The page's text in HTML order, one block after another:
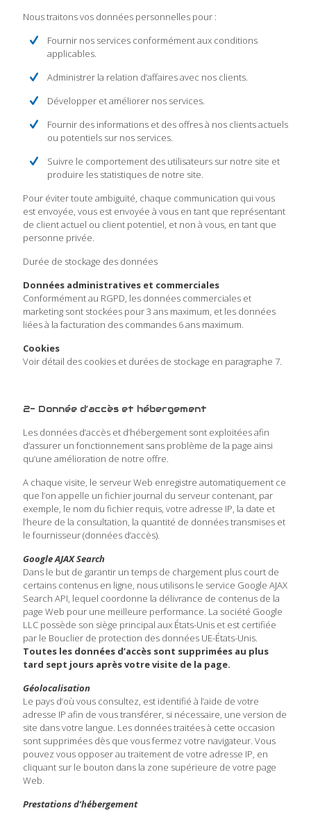
Nous traitons vos données personnelles pour :
Fournir nos services conformément aux conditions
applicables.
Administrer la relation d’affaires avec nos clients.
Développer et améliorer nos services.
Fournir des informations et des offres à nos clients actuels
ou potentiels sur nos services.
Suivre le comportement des utilisateurs sur notre site et
produire les statistiques de notre site.
Pour éviter toute ambiguïté, chaque communication qui vous
est envoyée, vous est envoyée à vous en tant que représentant
de client actuel ou client potentiel, et non à vous, en tant que
personne privée.
Durée de stockage des données
Données administratives et commerciales
Conformément au RGPD, les données commerciales et
marketing sont stockées pour 3 ans maximum, et les données
liées à la facturation des commandes 6 ans maximum.
Cookies
Voir détail des cookies et durées de stockage en paragraphe 7.
2- Donnée d’accès et hébergement
Les données d’accès et d’hébergement sont exploitées afin
d’assurer un fonctionnement sans problème de la page ainsi
qu’une amélioration de notre offre.
A chaque visite, le serveur Web enregistre automatiquement ce
que l’on appelle un fichier journal du serveur contenant, par
exemple, le nom du fichier requis, votre adresse IP, la date et
l’heure de la consultation, la quantité de données transmises et
le fournisseur (données d’accès).
Google AJAX Search
Dans le but de garantir un temps de chargement plus court de
certains contenus en ligne, nous utilisons le service Google AJAX
Search API, lequel coordonne la délivrance de contenus de la
page Web pour une meilleure performance. La société Google
LLC possède son siège principal aux États-Unis et est certifiée
par le Bouclier de protection des données UE-États-Unis.
Toutes les données d’accès sont supprimées au plus
tard sept jours après votre visite de la page.
Géolocalisation
Le pays d’où vous consultez, est identifié à l’aide de votre
adresse IP afin de vous transférer, si nécessaire, une version de
site dans votre langue. Les données traitées à cette occasion
sont supprimées dès que vous fermez votre navigateur. Vous
pouvez vous opposer au traitement de votre adresse IP, en
cliquant sur le bouton dans la zone supérieure de votre page
Web.
Prestations d’hébergement